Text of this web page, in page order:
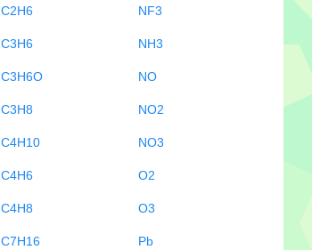
C2H6
C3H6
C3H6O
C3H8
C4H10
C4H6
C4H8
C7H16
NF3
NH3
NO
NO2
NO3
O2
O3
Pb